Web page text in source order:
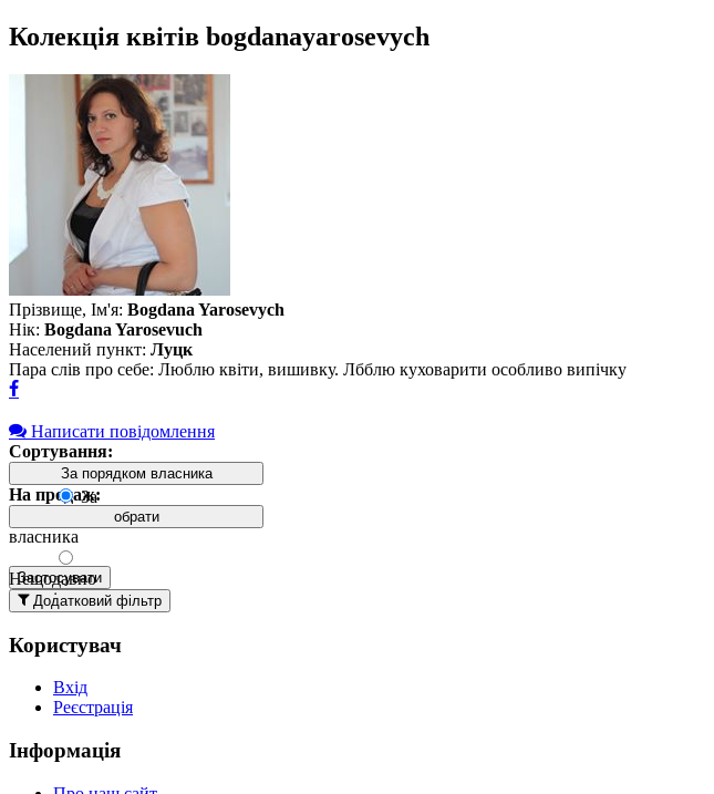
Колекція квітів bogdanayarosevych
Прізвище, Ім'я: Bogdana Yarosevych
Нік: Bogdana Yarosevuch
Населений пункт: Луцк
Пара слів про себе: Люблю квіти, вишивку. Лбблю куховарити особливо випічку
Написати повідомлення
Сортування:
За порядком власника
За
власника
Нещодавно
додані
вгорі
Давно
додані
За
назвою А-
Я
На продаж:
обрати
Застосувати
Додатковий фільтр
Користувач
Вхід
Реєстрація
Інформація